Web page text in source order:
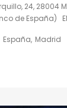
24, 28004
de España)
España Madrid